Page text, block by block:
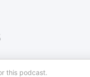
this podcast.